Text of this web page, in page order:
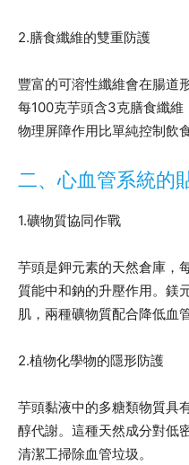
2.膳食纖維的雙重防護
豐富的可溶性纖維會在腸道
每100克芋頭含3克膳食纖維
物理屏障作用比單純控制飲
二、心血管系統的
1.礦物質協同作戰
芋頭是鉀元素的天然倉庫，
質能中和鈉的升壓作用。鎂
肌，兩種礦物質配合降低血
2.植物化學物的隱形防護
芋頭黏液中的多糖類物質具
醇代謝。這種天然成分對低
清潔工掃除血管垃圾。